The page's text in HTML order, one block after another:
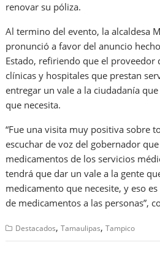
renovar su póliza.
Al termino del evento, la alcaldesa
pronunció a favor del anuncio
Estado, refiriendo que el proveedor
clínicas y hospitales que prestan
entregar un vale a la ciudadanía
que necesita.
“Fue una visita muy positiva sobre
escuchar de voz del gobernador
medicamentos de los servicios
tendrá que dar un vale a la gente
medicamento que necesite, y eso
de medicamentos a las personas”,
Destacados,Tamaulipas,Tampico